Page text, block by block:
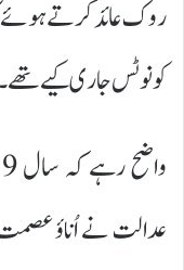
روک عائد کرتے ہوئے
کو نوٹس جاری کیے
عدالت نے اُناؤ